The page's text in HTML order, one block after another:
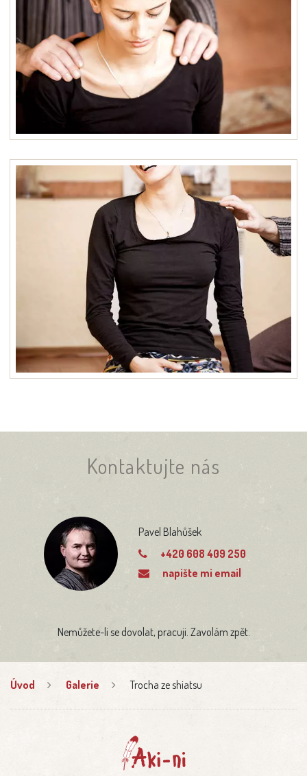
Kontaktujte nás
Pavel Blahůšek
+420 608 409 250
napište mi email
Nemůžete-li se dovolat, pracuji. Zavolám zpět.
Úvod Galerie Trocha ze shiatsu